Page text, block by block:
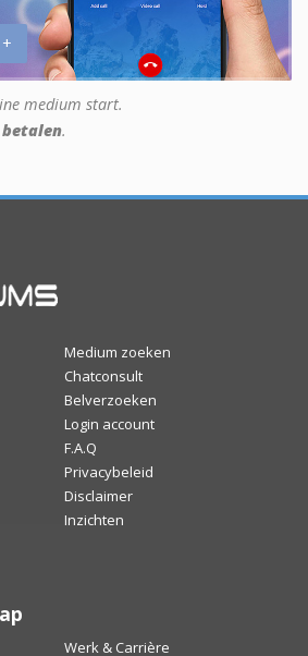
medium start.
.
Medium zoeken
Chatconsult
Belverzoeken
Login account
F.A.Q
Privacybeleid
Disclaimer
Inzichten
Werk & Carrière